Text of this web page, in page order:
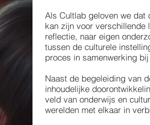
Als Cultlab geloven we dat
kan zijn voor verschillende
reflectie, naar eigen
tussen de culturele
proces in samenwerking
Naast de begeleiding van
inhoudelijke
veld van onderwijs en
werelden met elkaar in